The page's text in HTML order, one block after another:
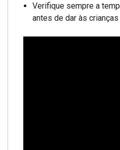
Verifique sempre a
antes de dar às crianças